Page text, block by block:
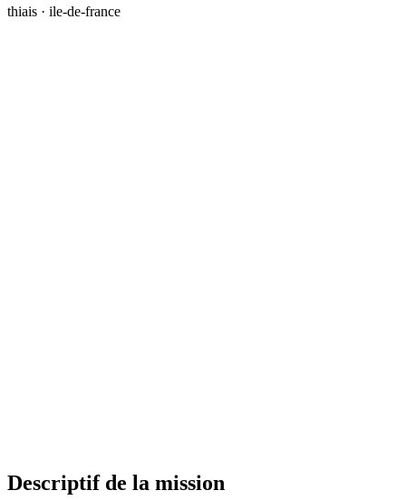
thiais · ile-de-france
Descriptif de la mission